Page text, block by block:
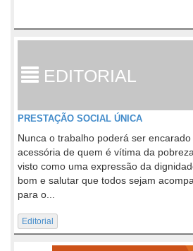
EDITORIAL
PRESTAÇÃO SOCIAL ÚNICA
Nunca o trabalho poderá ser
acessória de quem é vítima da
visto como uma expressão da
bom e salutar que todos sejam
para o...
Editorial